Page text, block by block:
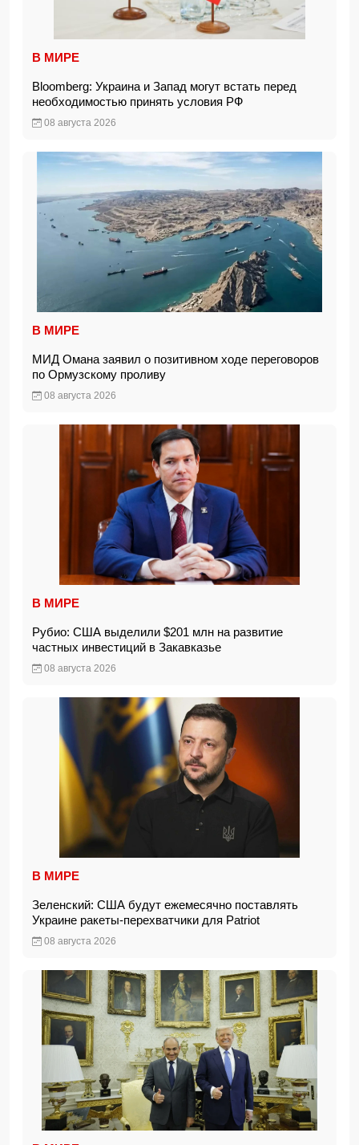
В МИРЕ
Bloomberg: Украина и Запад могут встать перед
необходимостью принять условия РФ
08 августа 2026
В МИРЕ
МИД Омана заявил о позитивном ходе переговоров
по Ормузскому проливу
08 августа 2026
В МИРЕ
Рубио: США выделили $201 млн на развитие
частных инвестиций в Закавказье
08 августа 2026
В МИРЕ
Зеленский: США будут ежемесячно поставлять
Украине ракеты-перехватчики для Patriot
08 августа 2026